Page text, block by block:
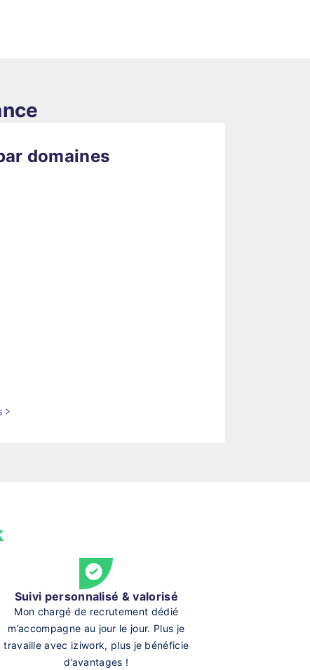
domaines
>
Suivi personnalisé & valorisé
Mon chargé de recrutement dédié
m’accompagne au jour le jour. Plus je
travaille avec iziwork, plus je bénéficie
d’avantages !